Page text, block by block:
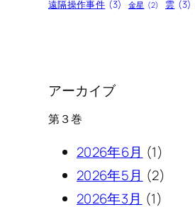
遠隔操作事件 (3) 金星 (2) 雲 (3)
アーカイブ
第３巻
2026年6月 (1)
2026年5月 (2)
2026年3月 (1)